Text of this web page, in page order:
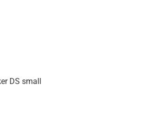
Einfache Verstellung &
schmaler Sitz | absenkbare, gefederte